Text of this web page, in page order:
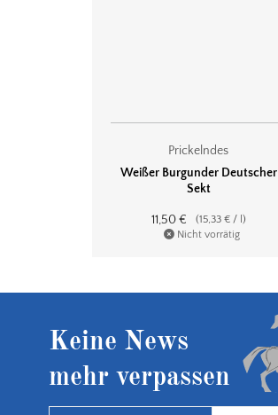
Prickelndes
Weißer Burgunder Deutscher
Sekt
11,50€ (15,33 €/ )
Nicht vorrätig
Keine News
mehr verpassen